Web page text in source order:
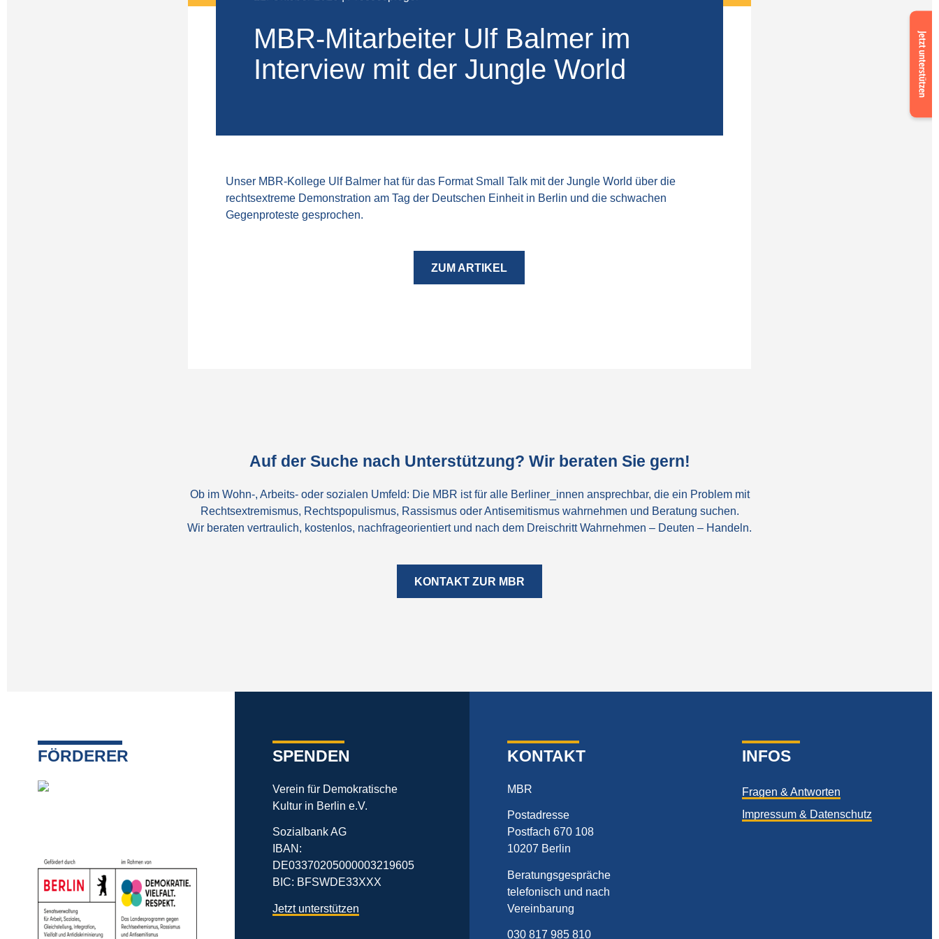
MBR-Mitarbeiter Ulf Balmer im
Interview mit der Jungle World
Unser MBR-Kollege Ulf Balmer hat für das Format Small Talk mit der Jungle World über die
rechtsextreme Demonstration am Tag der Deutschen Einheit in Berlin und die schwachen
Gegenproteste gesprochen.
ZUM ARTIKEL
Auf der Suche nach Unterstützung? Wir beraten Sie gern!
Ob im Wohn-, Arbeits- oder sozialen Umfeld: Die MBR ist für alle Berliner_innen ansprechbar, die ein Problem mit
Rechtsextremismus, Rechtspopulismus, Rassismus oder Antisemitismus wahrnehmen und Beratung suchen.
Wir beraten vertraulich, kostenlos, nachfrageorientiert und nach dem Dreischritt Wahrnehmen – Deuten – Handeln.
KONTAKT ZUR MBR
FÖRDERER SPENDEN
Verein für Demokratische
Kultur in Berlin e.V.
Sozialbank AG
IBAN:
DE03370205000003219605
BIC: BFSWDE33XXX
Jetzt unterstützen
KONTAKT
MBR
Postadresse
Postfach 670 108
10207 Berlin
Beratungsgespräche
telefonisch und nach
Vereinbarung
030 817 985 810
INFOS
Fragen & Antworten
Impressum & Datenschutz
now